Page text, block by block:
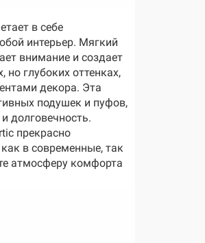
в себе
интерьер. Мягкий
внимание и создает
глубоких оттенках,
декора. Эта
подушек и пуфов,
долговечность.
прекрасно
в современные, так
атмосферу комфорта